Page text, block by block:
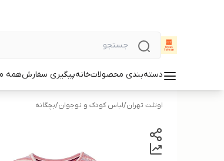
دسته‌بندی محصولاتخانهپیگیری سفارشهمه
اوتلت تهران/لباس کودک و نوجوان/بچگانه